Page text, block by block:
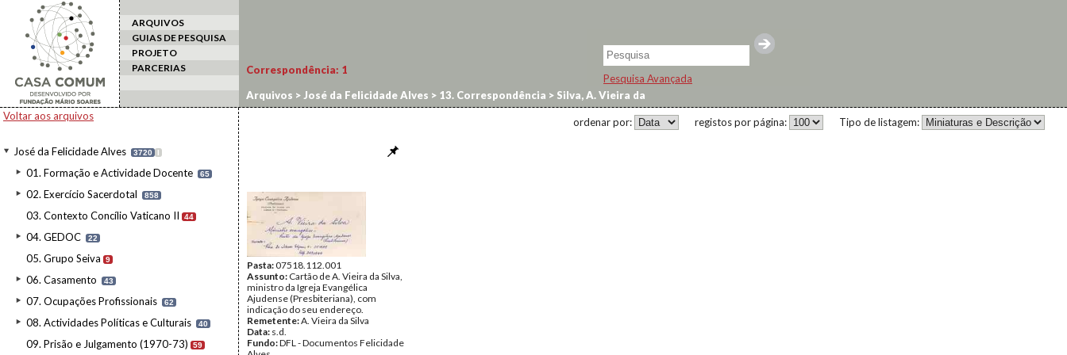
ARQUIVOS
GUIAS DE PESQUISA
PROJETO
PARCERIAS
Pesquisa Avançada
Voltar aos arquivos
José da Felicidade Alves 3720 I
01. Formação e Actividade Docente 65
02. Exercício Sacerdotal 858
03. Contexto Concílio Vaticano II 44
04. GEDOC 22
05. Grupo Seiva 9
06. Casamento 43
07. Ocupações Profissionais 62
08. Actividades Políticas e Culturais 40
09. Prisão e Julgamento (1970-73) 59
Correspondência: 1
Arquivos > José da Felicidade Alves > 13. Correspondência > Silva, A. Vieira da
Tipo de listagem:
registos por página:
ordenar por:
Pasta:07518.112.001
Assunto: Cartão de A. Vieira da Silva,
ministro da Igreja Evangélica
Ajudense (Presbiteriana), com
indicação do seu endereço.
Remetente:A. Vieira da Silva
Data: s.d.
Fundo:DFL - Documentos Felicidade